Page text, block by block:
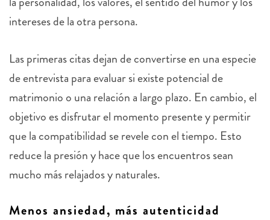
intereses de la otra persona.
Las primeras citas dejan de convertirse en una especie
de entrevista para evaluar si existe potencial de
matrimonio o una relación a largo plazo. En cambio, el
objetivo es disfrutar el momento presente y permitir
que la compatibilidad se revele con el tiempo. Esto
reduce la presión y hace que los encuentros sean
mucho más relajados y naturales.
Menos ansiedad, más autenticidad